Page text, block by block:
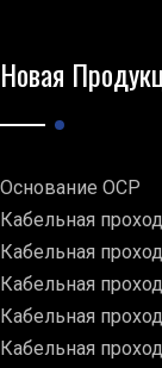
Новая
Основание ОСР
Кабельная
Кабельная
Кабельная
Кабельная
Кабельная